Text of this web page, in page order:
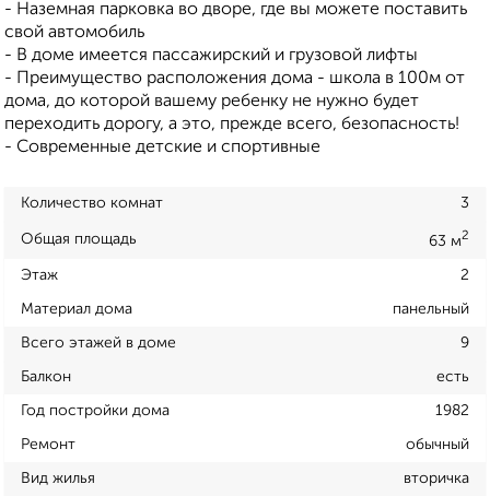
- Наземная парковка во дворе, где вы можете поставить
свой автомобиль
- В доме имеется пассажирский и грузовой лифты
- Преимущество расположения дома - школа в 100м от
дома, до которой вашему ребенку не нужно будет
переходить дорогу, а это, прежде всего, безопасность!
- Современные детские и спортивные
Количество комнат 3
Общая площадь 63 м2
Этаж 2
Материал дома панельный
Всего этажей в доме 9
Балкон есть
Год постройки дома 1982
Ремонт обычный
Вид жилья вторичка